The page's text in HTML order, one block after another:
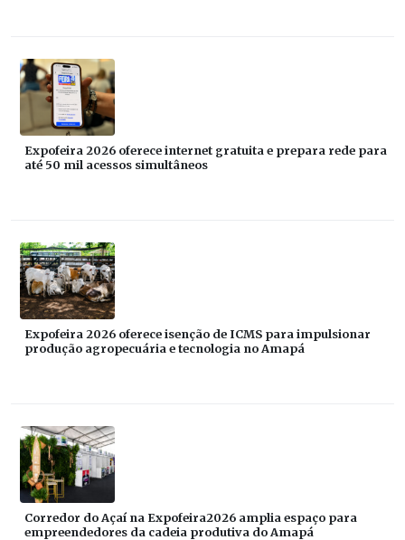
Expofeira 2026 oferece internet gratuita e prepara rede para
até 50 mil acessos simultâneos
Expofeira 2026 oferece isenção de ICMS para impulsionar
produção agropecuária e tecnologia no Amapá
Corredor do Açaí na Expofeira2026 amplia espaço para
empreendedores da cadeia produtiva do Amapá